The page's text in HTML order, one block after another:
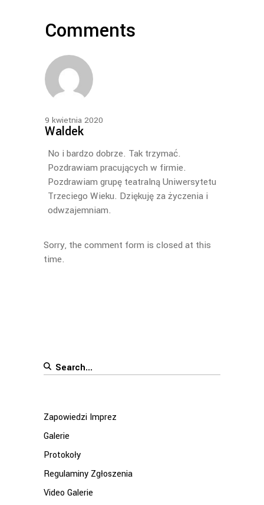
Comments
9 kwietnia 2020
Waldek
No i bardzo dobrze. Tak trzymać.
Pozdrawiam pracujących w firmie.
Pozdrawiam grupę teatralną Uniwersytetu
Trzeciego Wieku. Dziękuję za życzenia i
odwzajemniam.
Sorry, the comment form is closed at this
time.
Search
Zapowiedzi Imprez
Galerie
Protokoły
Regulaminy Zgłoszenia
Video Galerie